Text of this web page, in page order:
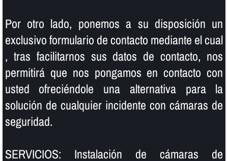
Por otro lado, ponemos a su disposición un
exclusivo formulario de contacto mediante el cual
, tras facilitarnos sus datos de contacto, nos
permitirá que nos pongamos en contacto con
usted ofreciéndole una alternativa para la
solución de cualquier incidente con cámaras de
seguridad.
SERVICIOS: Instalación de cámaras de